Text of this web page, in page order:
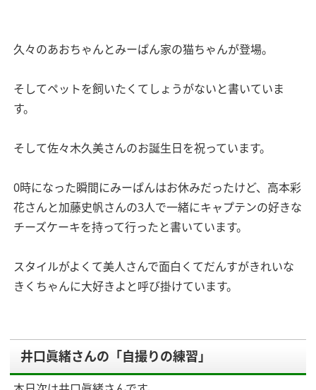
久々のあおちゃんとみーぱん家の猫ちゃんが登場。
そしてペットを飼いたくてしょうがないと書いていま
す。
そして佐々木久美さんのお誕生日を祝っています。
0時になった瞬間にみーぱんはお休みだったけど、高本彩
花さんと加藤史帆さんの3人で一緒にキャプテンの好きな
チーズケーキを持って行ったと書いています。
スタイルがよくて美人さんで面白くてだんすがきれいな
きくちゃんに大好きよと呼び掛けています。
井口眞緒さんの「自撮りの練習」